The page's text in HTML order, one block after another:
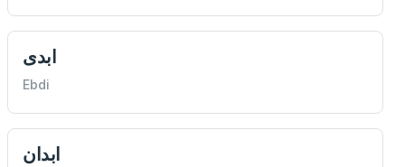
ابدی
Ebdi
ابدان